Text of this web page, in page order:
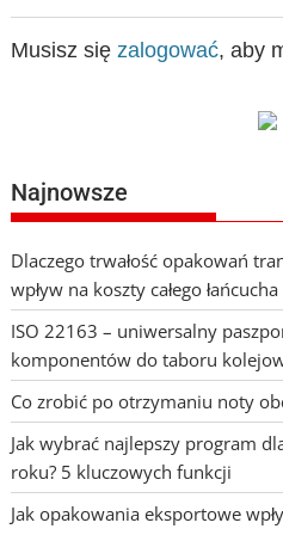
Musisz się zalogować, aby
Najnowsze
Dlaczego trwałość opakowań
wpływ na koszty całego
ISO 22163 – uniwersalny
komponentów do taboru
Co zrobić po otrzymaniu noty
Jak wybrać najlepszy program
roku? 5 kluczowych funkcji
Jak opakowania eksportowe